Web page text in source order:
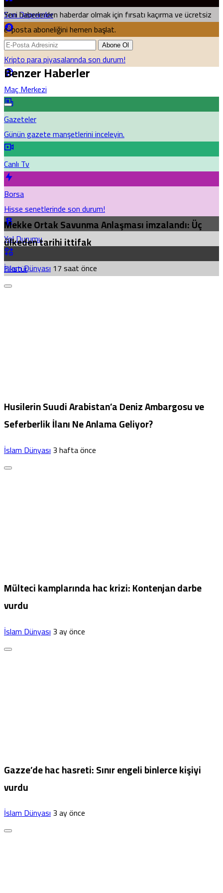
Son Depremler
Kripto Paralar
Kripto para piyasalarında son durum!
Maç Merkezi
Gazeteler
Günün gazete manşetlerini inceleyin.
Canlı Tv
Borsa
Hisse senetlerinde son durum!
Yol Durumu
Fikstür
Yeni haberlerden haberdar olmak için fırsatı kaçırma ve ücretsiz
e-posta aboneliğini hemen başlat.
Abone Ol
Benzer Haberler
Mekke Ortak Savunma Anlaşması imzalandı: Üç
ülkeden tarihi ittifak
İslam Dünyası17 saat önce
Husilerin Suudi Arabistan’a Deniz Ambargosu ve
Seferberlik İlanı Ne Anlama Geliyor?
İslam Dünyası3 hafta önce
Mülteci kamplarında hac krizi: Kontenjan darbe
vurdu
İslam Dünyası3 ay önce
Gazze’de hac hasreti: Sınır engeli binlerce kişiyi
vurdu
İslam Dünyası3 ay önce